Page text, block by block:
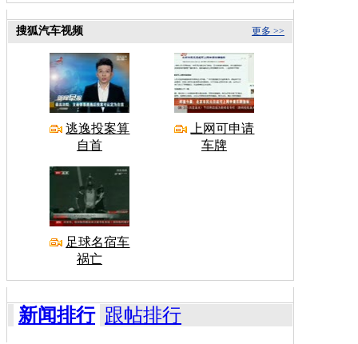
更多 >>
搜狐汽车视频
逃逸投案算
自首
上网可申请
车牌
足球名宿车
祸亡
新闻排行 跟帖排行